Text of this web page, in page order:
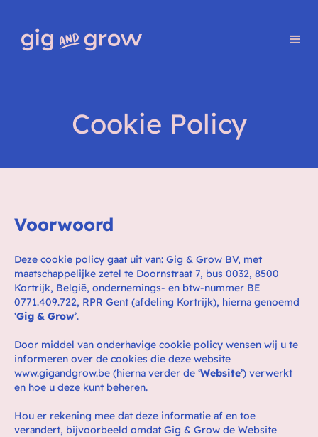
Cookie Policy
Voorwoord
Deze cookie policy gaat uit van: Gig & Grow BV, met
maatschappelijke zetel te Doornstraat 7, bus 0032, 8500
Kortrijk, België, ondernemings- en btw-nummer BE
0771.409.722, RPR Gent (afdeling Kortrijk), hierna genoemd
‘Gig & Grow’.
Door middel van onderhavige cookie policy wensen wij u te
informeren over de cookies die deze website
www.gigandgrow.be (hierna verder de ‘Website’) verwerkt
en hoe u deze kunt beheren.
Hou er rekening mee dat deze informatie af en toe
verandert, bijvoorbeeld omdat Gig & Grow de Website